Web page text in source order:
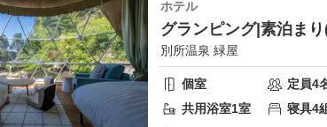
ホテル
グランピング|素泊ま
別所温泉 緑屋
個室 定員4
共用浴室1室 寝具4